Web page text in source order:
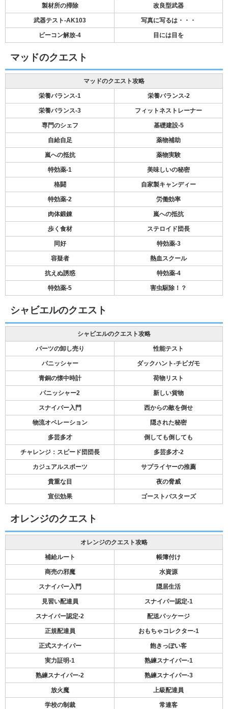
製材所の掃除 改良型武器
武器テスト-AK103 写真に写るは・・・
ビーコン解放-4 目には目を
マッドのクエスト
マッドのクエスト攻略
栄養バランス-1 栄養バランス-2
栄養バランス-3 フィットネストレーナー
専門のシェフ 基礎建設-5
自給自足 薬物補助
嵐への抵抗 薬物実験
特効薬-1 美味しいの秘密
格闘 自家製キャンディー
特効薬-2 労働効率
肉体鍛錬 嵐への抵抗
歩く食材 ステロイド団長
同好 特効薬-3
容疑者 熱血スクール
抗えぬ誘惑 特効薬-4
特効薬-5 害虫駆除！？
シャビエルのクエスト
シャビエルのクエスト攻略
パーツの卸し売り 性能テスト
パニッシャー ダックハント-チビガモ
青銅の懐中時計 荷物リスト
パニッシャー2 新しい貨物
スナイパー入門 西からの敵を倒せ
物流オペレーション 隠された秘密
多芸多才 倒しても倒しても
チャレンジ：スピード団団長 多芸多才-2
カジュアルスポーツ サプライヤーの推薦
貴重な目 夜の脅威
宣伝効果 ゴーストバスターズ
オレンジのクエスト
オレンジのクエスト攻略
補給ルート 帳簿付け
商売の邪魔 水資源
スナイパー入門 隠居生活
見習い配達員 スナイパー認定-1
スナイパー認定-2 配送パッケージ
正規配達員 おもちゃコレクター-1
正式スナイパー 飽きっぽい客
実力証明-1 熟練スナイパー-1
熟練スナイパー-2 熟練スナイパー-3
放火魔 上級配達員
学校の制裁 常連客